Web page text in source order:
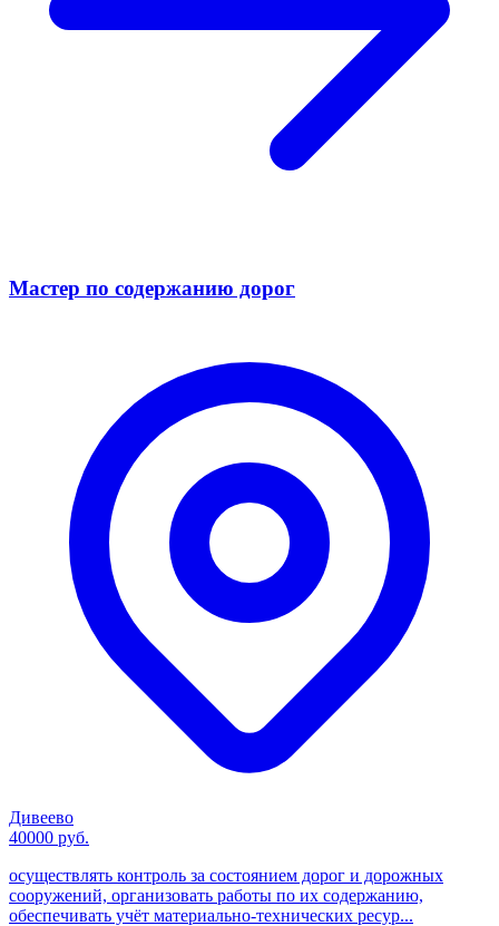
Мастер по содержанию дорог
Дивеево
40000 руб.
осуществлять контроль за состоянием дорог и дорожных
сооружений, организовать работы по их содержанию,
обеспечивать учёт материально-технических ресур...